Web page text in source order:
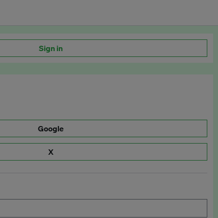
Sign in
Google
X